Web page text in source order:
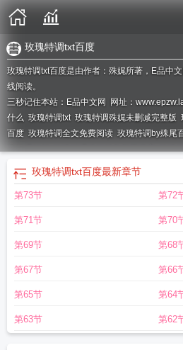
玫瑰特调txt百度
玫瑰特调txt百度是由作者：殊娓所著，E品中
线阅读。
三秒记住本站：E品中文网 网址：
什么 玫瑰特调txt 玫瑰特调殊娓未删减完整版
百度 玫瑰特调全文免费阅读 玫瑰特调by殊尾
瑰特调解析玫瑰特调殊娓笔趣阁无弹窗玫瑰
玫瑰特调番外txt 玫瑰特调txt百度
么 玫瑰特调 殊尾
玫瑰特调txt百度最新章节
第73节 第72
第71节 第70
第69节 第68
第67节 第66
第65节 第64
第63节 第62